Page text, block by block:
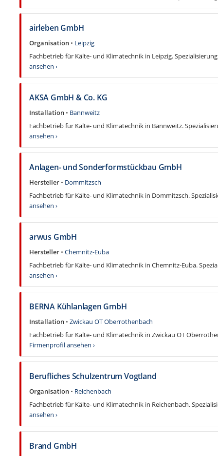
airleben GmbH
Organisation • Leipzig
Fachbetrieb für Kälte- und Klimatechnik in Leipzig.
ansehen ›
AKSA GmbH & Co. KG
Installation • Bannweitz
Fachbetrieb für Kälte- und Klimatechnik in Bannweitz.
ansehen ›
Anlagen- und Sonderformstückbau GmbH
Hersteller • Dommitzsch
Fachbetrieb für Kälte- und Klimatechnik in Dommitzsch.
ansehen ›
arwus GmbH
Hersteller • Chemnitz-Euba
Fachbetrieb für Kälte- und Klimatechnik in Chemnitz-Euba.
ansehen ›
BERNA Kühlanlagen GmbH
Installation • Zwickau OT Oberrothenbach
Fachbetrieb für Kälte- und Klimatechnik in Zwickau OT
Firmenprofil ansehen ›
Berufliches Schulzentrum Vogtland
Organisation • Reichenbach
Fachbetrieb für Kälte- und Klimatechnik in Reichenbach.
ansehen ›
Brand GmbH